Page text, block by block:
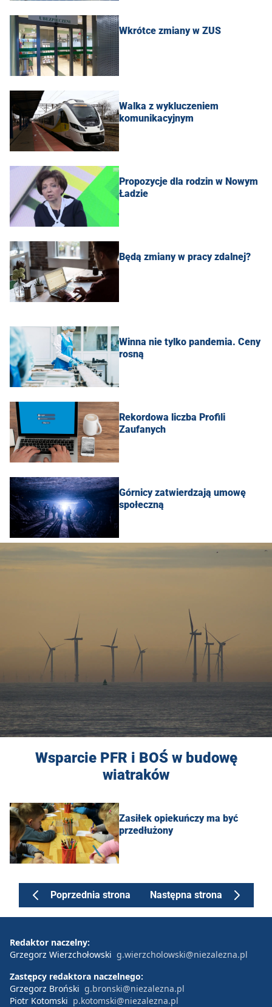
Wkrótce zmiany w ZUS
Walka z wykluczeniem
komunikacyjnym
Propozycje dla rodzin w Nowym
Ładzie
Będą zmiany w pracy zdalnej?
Winna nie tylko pandemia. Ceny
rosną
Rekordowa liczba Profili
Zaufanych
Górnicy zatwierdzają umowę
społeczną
Wsparcie PFR i BOŚ w budowę
wiatraków
Zasiłek opiekuńczy ma być
przedłużony
Poprzednia strona Następna strona
Redaktor naczelny:
Grzegorz Wierzchołowski g.wierzcholowski@niezalezna.pl
Zastępcy redaktora naczelnego:
Grzegorz Broński g.bronski@niezalezna.pl
Piotr Kotomski p.kotomski@niezalezna.pl